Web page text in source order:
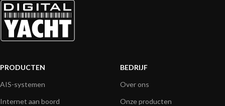
PRODUCTEN
AIS-systemen
Internet aan boord
BEDRIJF
Over ons
Onze producten